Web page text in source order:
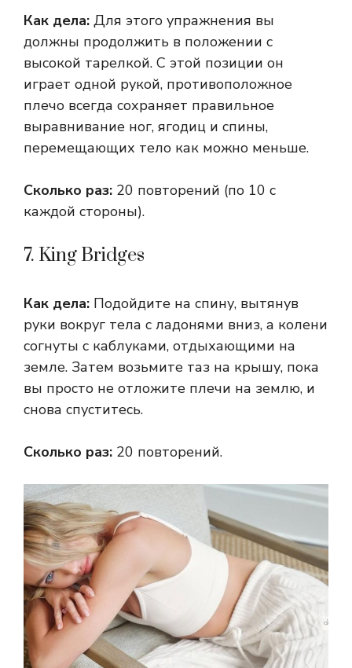
Как дела: Для этого упражнения вы
должны продолжить в положении с
высокой тарелкой. С этой позиции он
играет одной рукой, противоположное
плечо всегда сохраняет правильное
выравнивание ног, ягодиц и спины,
перемещающих тело как можно меньше.
Сколько раз: 20 повторений (по 10 с
каждой стороны).
7. King Bridges
Как дела: Подойдите на спину, вытянув
руки вокруг тела с ладонями вниз, а колени
согнуты с каблуками, отдыхающими на
земле. Затем возьмите таз на крышу, пока
вы просто не отложите плечи на землю, и
снова спуститесь.
Сколько раз: 20 повторений.